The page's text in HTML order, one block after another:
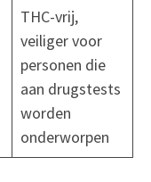
THC-vrij,
veiliger voor
personen die
aan drugstests
worden
onderworpen